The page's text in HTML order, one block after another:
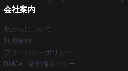
会社案内
私たちについて
利用規約
プライバシーポリシー
DMCA - 著作権ポリシー